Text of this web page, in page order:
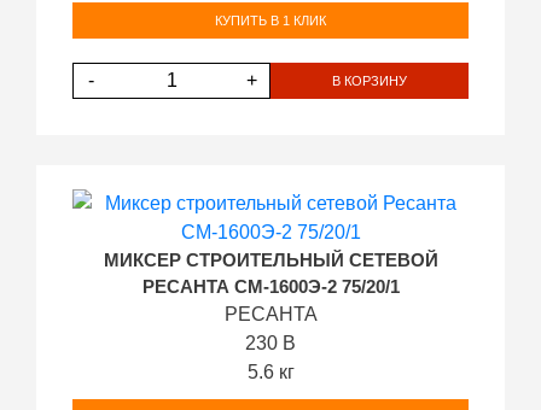
КУПИТЬ В 1 КЛИК
- + В КОРЗИНУ
МИКСЕР СТРОИТЕЛЬНЫЙ СЕТЕВОЙ
РЕСАНТА СМ-1600Э-2 75/20/1
РЕСАНТА
230 В
5.6 кг